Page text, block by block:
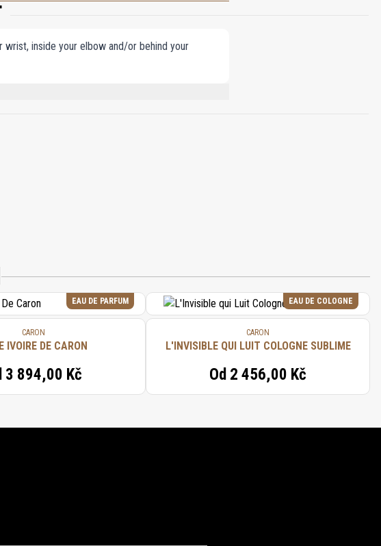
inside your elbow and/or behind your
SALICYLATE, BUTYL METHOXYDIBENZOYLMETHANE,
LIMONENE, ALPHA-ISOMETHYL IONONE, CITRONELLOL,
EAU DE PARFUM
CARON
IVOIRE DE CARON
3 894,00 Kč
EAU DE COLOGNE
CARON
L'INVISIBLE QUI LUIT COLOGNE SUBLIME
Od 2 456,00 Kč